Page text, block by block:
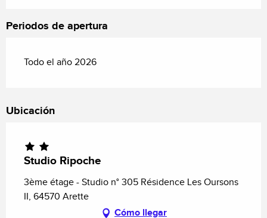
Periodos de apertura
Todo el año 2026
Ubicación
Studio Ripoche
3ème étage - Studio n° 305 Résidence Les Oursons
II, 64570 Arette
Cómo llegar